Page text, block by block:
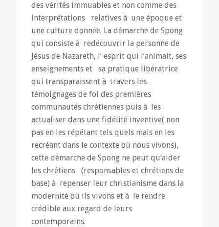
des vérités immuables et non comme des
interprétations relatives à une époque et
une culture donnée. La démarche de Spong
qui consiste à redécouvrir la personne de
Jésus de Nazareth, l’ esprit qui l’animait, ses
enseignements et sa pratique libératrice
qui transparaissent à travers les
témoignages de foi des premières
communautés chrétiennes puis à les
actualiser dans une fidélité inventive( non
pas en les répétant tels quels mais en les
recréant dans le contexte où nous vivons),
cette démarche de Spong ne peut qu’aider
les chrétiens (responsables et chrétiens de
base) à repenser leur christianisme dans la
modernité où ils vivons et à le rendre
crédible aux regard de leurs
contemporains.